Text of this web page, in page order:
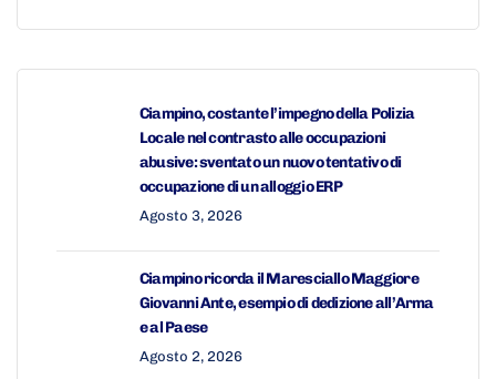
Ciampino, costante l’impegno della Polizia
Locale nel contrasto alle occupazioni
abusive: sventato un nuovo tentativo di
occupazione di un alloggio ERP
Agosto 3, 2026
Ciampino ricorda il Maresciallo Maggiore
Giovanni Ante, esempio di dedizione all’Arma
e al Paese
Agosto 2, 2026